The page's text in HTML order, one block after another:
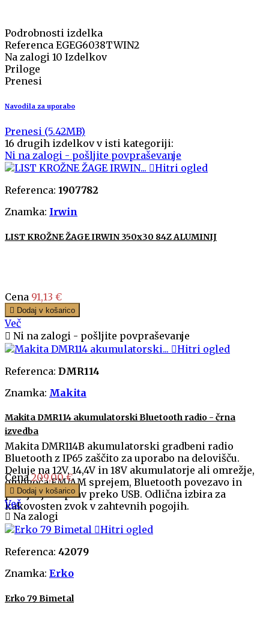
Podrobnosti izdelka
Referenca EGEG6038TWIN2
Na zalogi 10 Izdelkov
Priloge
Prenesi
Navodila za uporabo
Prenesi (5.42MB)
16 drugih izdelkov v isti kategoriji:
Ni na zalogi - pošljite povpraševanje
Hitri ogled
Referenca: 1907782
Znamka: Irwin
LIST KROŽNE ŽAGE IRWIN 350x30 84Z ALUMINIJ
Cena 91,13 €
 Dodaj v košarico
Več
 Ni na zalogi - pošljite povpraševanje
Hitri ogled
Referenca: DMR114
Znamka: Makita
Makita DMR114 akumulatorski Bluetooth radio - črna
izvedba
Makita DMR114B akumulatorski gradbeni radio
Bluetooth z IP65 zaščito za uporabo na delovišču.
Deluje na 12V, 14,4V in 18V akumulatorje ali omrežje,
omogoča FM/AM sprejem, Bluetooth povezavo in
polnjenje naprav preko USB. Odlična izbira za
kakovosten zvok v zahtevnih pogojih.
Cena 209,00 €
 Dodaj v košarico
Več
 Na zalogi
Hitri ogled
Referenca: 42079
Znamka: Erko
Erko 79 Bimetal